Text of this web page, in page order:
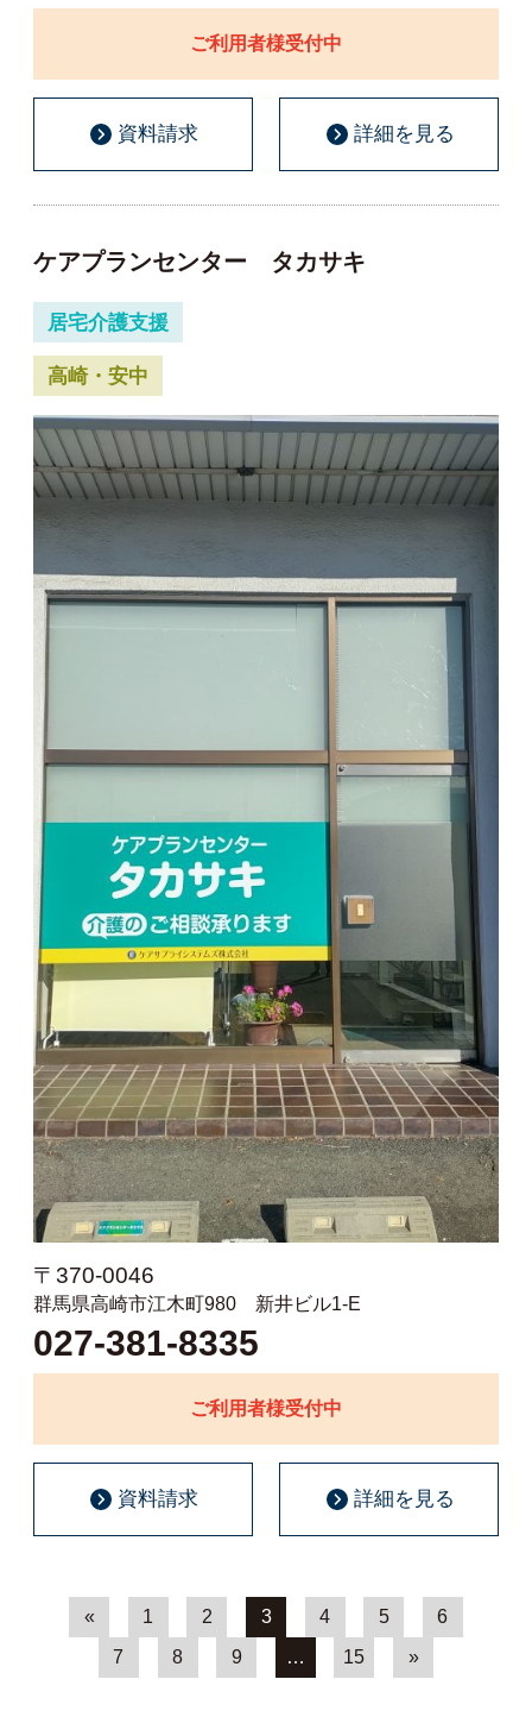
ご利用者様受付中
資料請求 詳細を見る
ケアプランセンター タカサキ
居宅介護支援
高崎・安中
〒370-0046
群馬県高崎市江木町980 新井ビル1-E
027-381-8335
ご利用者様受付中
資料請求 詳細を見る
« 1 2 3 4 5
6
7
8 9 … 15 »